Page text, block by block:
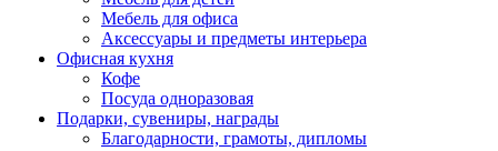
Мебель для офиса
Аксессуары и предметы интерьера
Офисная кухня
Кофе
Посуда одноразовая
Подарки, сувениры, награды
Благодарности, грамоты, дипломы